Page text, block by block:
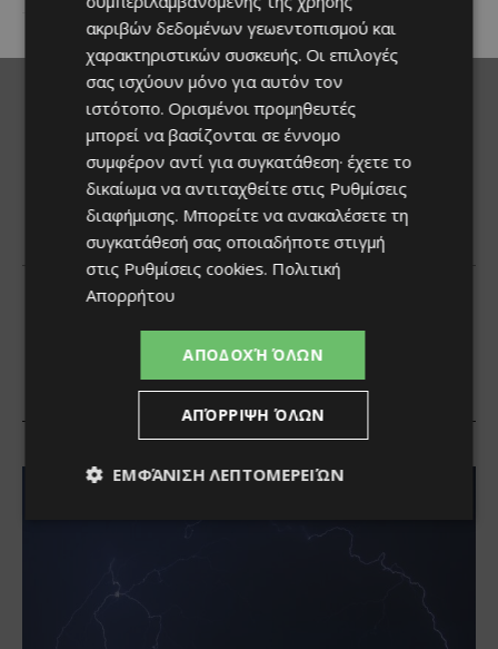
ακριβών δεδομένων γεωεντοπισμού και
χαρακτηριστικών συσκευής. Οι επιλογές
σας ισχύουν μόνο για αυτόν τον
ιστότοπο. Ορισμένοι προμηθευτές
μπορεί να βασίζονται σε έννομο
συμφέρον αντί για συγκατάθεση· έχετε το
δικαίωμα να αντιταχθείτε στις Ρυθμίσεις
διαφήμισης. Μπορείτε να ανακαλέσετε τη
συγκατάθεσή σας οποιαδήποτε στιγμή
στις Ρυθμίσεις cookies. Πολιτική
Απορρήτου
ΑΠΟΔΟΧΉ ΌΛΩΝ
ΑΠΌΡΡΙΨΗ ΌΛΩΝ
ΕΜΦΆΝΙΣΗ ΛΕΠΤΟΜΕΡΕΙΏΝ